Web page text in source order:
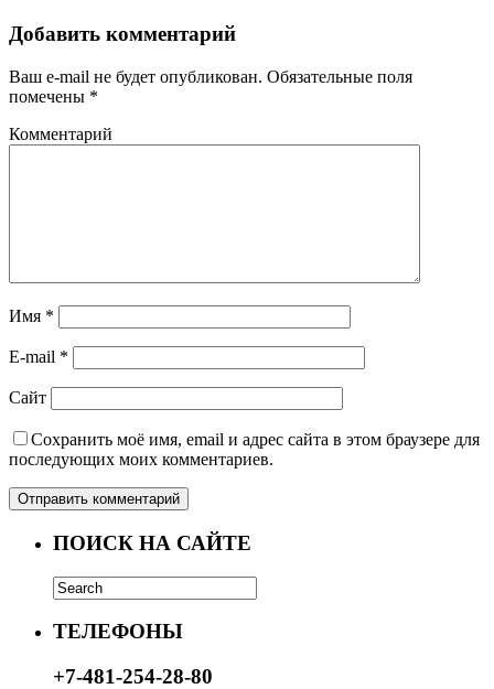
Добавить комментарий
Ваш e-mail не будет опубликован. Обязательные поля
помечены *
Комментарий
Имя *
E-mail *
Сайт
Сохранить моё имя, email и адрес сайта в этом браузере для
последующих моих комментариев.
ПОИСК НА САЙТЕ
ТЕЛЕФОНЫ
+7-481-254-28-80